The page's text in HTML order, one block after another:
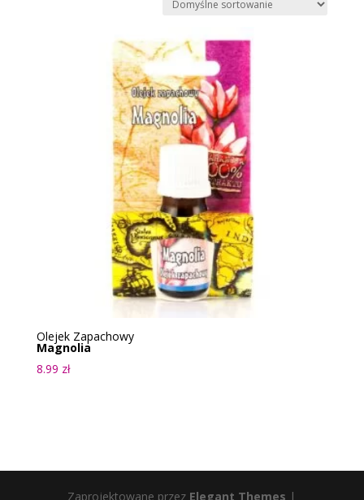
Olejek Zapachowy
Magnolia
8.99 zł
Zaprojektowane przez Elegant Themes |